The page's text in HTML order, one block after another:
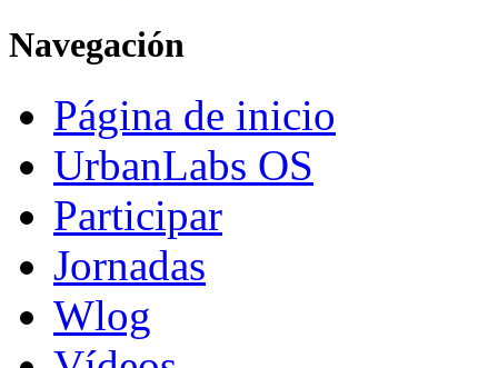
Navegación
Página de inicio
UrbanLabs OS
Participar
Jornadas
Wlog